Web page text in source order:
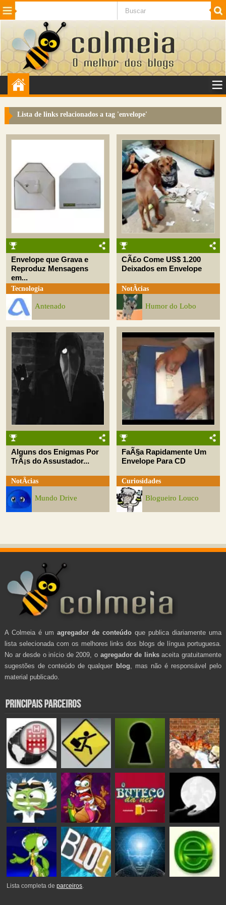
Beleza Cinema e TV
Internet Jogos NotÃ­cias SaÃºde
VeÃ­culos Adulto
Sugerir Link
Perguntas Frequentes
Sobre
Contato
Lista de links relacionados a tag 'envelope'
Envelope que Grava e
Reproduz Mensagens
em...
Tecnologia
Antenado
CÃ£o Come US$ 1.200
Deixados em Envelope
NotÃ­cias
Humor do Lobo
Alguns dos Enigmas Por
TrÃ¡s do Assustador...
NotÃ­cias
Mundo Drive
FaÃ§a Rapidamente Um
Envelope Para CD
Curiosidades
Blogueiro Louco
A Colmeia é um agregador de conteúdo que publica diariamente uma
lista selecionada com os melhores links dos blogs de língua portuguesa.
No ar desde o início de 2009, o agregador de linksaceita gratuitamente
sugestões de conteúdo de qualquer blog , mas não é responsável pelo
material publicado.
Lista completa deparceiros.